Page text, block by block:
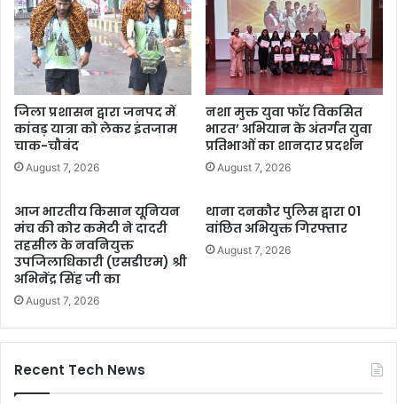
जिला प्रशासन द्वारा जनपद में
कांवड़ यात्रा को लेकर इंतजाम
चाक-चौबंद
August 7, 2026
नशा मुक्त युवा फॉर विकसित
भारत’ अभियान के अंतर्गत युवा
प्रतिभाओं का शानदार प्रदर्शन
August 7, 2026
आज भारतीय किसान यूनियन
मंच की कोर कमेटी ने दादरी
तहसील के नवनियुक्त
उपजिलाधिकारी (एसडीएम) श्री
अभिनेंद्र सिंह जी का
August 7, 2026
थाना दनकौर पुलिस द्वारा 01
वांछित अभियुक्त गिरफ्तार
August 7, 2026
Recent Tech News